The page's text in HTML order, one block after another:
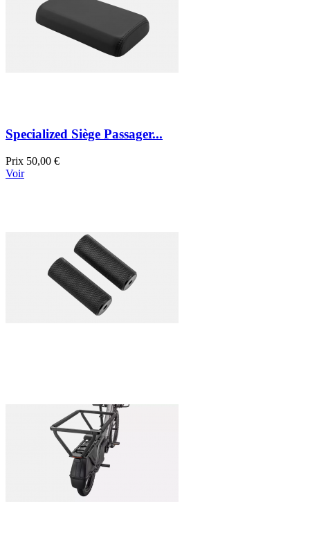
Specialized Siège Passager...
Prix 50,00 €
Voir